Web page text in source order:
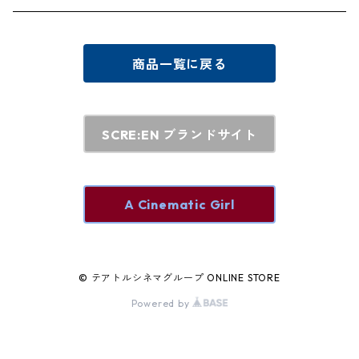
商品一覧に戻る
SCRE:EN ブランドサイト
A Cinematic Girl
© テアトルシネマグループ ONLINE STORE
Powered by